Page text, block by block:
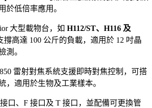
於低倍率應用。
大型載物台，如 H112/ST、H116 及
撐高達 100 公斤的負載，適用於 12 吋晶
測。
雷射對焦系統支援即時對焦控制，可搭
，適用於生物及工業樣本。
口、F 接口及 T 接口，並配備可更換管